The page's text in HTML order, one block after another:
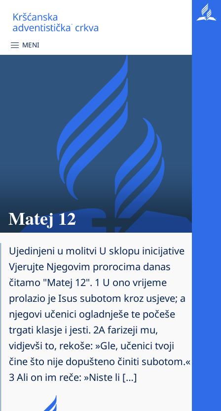
MENI
Matej 12
Ujedinjeni u molitvi U sklopu inicijative
Vjerujte Njegovim prorocima danas
čitamo "Matej 12". 1 U ono vrijeme
prolazio je Isus subotom kroz usjeve; a
njegovi učenici ogladnješe te počeše
trgati klasje i jesti. 2A farizeji mu,
vidjevši to, rekoše: »Gle, učenici tvoji
čine što nije dopušteno činiti subotom.«
3 Ali on im reče: »Niste li […]